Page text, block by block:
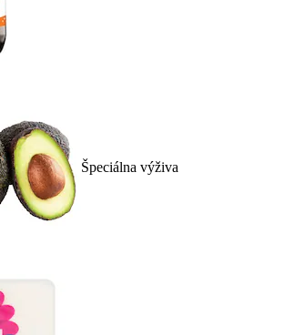
Špeciálna výživa